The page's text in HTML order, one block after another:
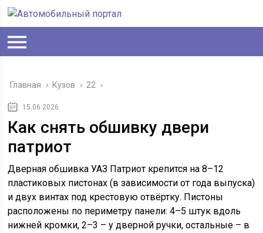
Главная › Кузов › 22 ›
15.06.2026
Как снять обшивку двери
патриот
Дверная обшивка УАЗ Патриот крепится на 8–12
пластиковых пистонах (в зависимости от года выпуска)
и двух винтах под крестовую отвёртку. Пистоны
расположены по периметру панели: 4–5 штук вдоль
нижней кромки, 2–3 – у дверной ручки, остальные – в